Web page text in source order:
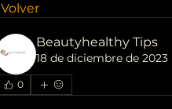
Volver
Beautyhealthy Tips
18 de diciembre de 2023
0